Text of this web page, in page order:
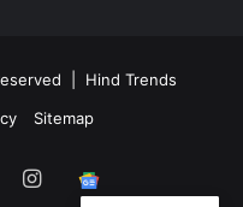
| Hind Trends
Sitemap
Instagram